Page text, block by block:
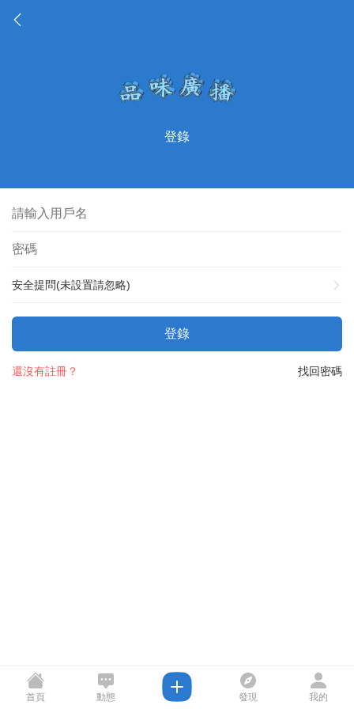
登錄
安全提問(未設置請忽略)
登錄
找回密碼
還沒有註冊？
首頁 動態 發現 我的